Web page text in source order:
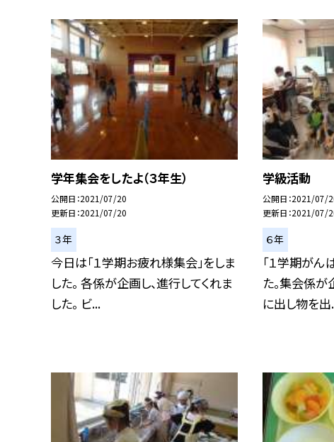
学年集会をしたよ（３年生）
公開日 2021/07/20
更新日 2021/07/20
３年
今日は「１学期お疲れ様集会」をしま
した。 各係が企画し、進行してくれま
した。 ビ...
学級活動
公開日 2021/07/
更新日 2021/07/
６年
「１学期がん
た。集会係が
に出し物を出